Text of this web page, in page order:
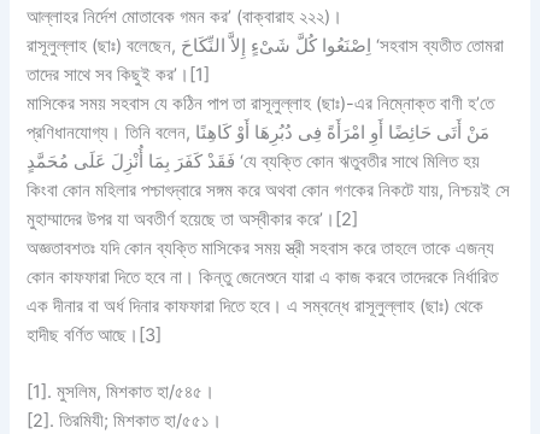
আল্লাহর নির্দেশ মোতাবেক গমন কর’ (বাক্বারাহ ২২২)।
রাসূলুল্লাহ (ছাঃ) বলেছেন, اِصْنَعُوا كُلَّ شَىْءٍ إِلاَّ النِّكَاحَ ‘সহবাস ব্যতীত তোমরা
তাদের সাথে সব কিছুই কর’।[1]
মাসিকের সময় সহবাস যে কঠিন পাপ তা রাসূলুল্লাহ (ছাঃ)-এর নিম্নোক্ত বাণী হ’তে
প্রণিধানযোগ্য। তিনি বলেন, مَنْ أَتَى حَائِضًا أَوِ امْرَأَةً فِى دُبُرِهَا أَوْ كَاهِنًا
فَقَدْ كَفَرَ بِمَا أُنْزِلَ عَلَى مُحَمَّدٍ ‘যে ব্যক্তি কোন ঋতুবতীর সাথে মিলিত হয়
কিংবা কোন মহিলার পশ্চাৎদ্বারে সঙ্গম করে অথবা কোন গণকের নিকটে যায়, নিশ্চয়ই সে
মুহাম্মাদের উপর যা অবতীর্ণ হয়েছে তা অস্বীকার করে’।[2]
অজ্ঞতাবশতঃ যদি কোন ব্যক্তি মাসিকের সময় স্ত্রী সহবাস করে তাহলে তাকে এজন্য
কোন কাফফারা দিতে হবে না। কিন্তু জেনেশুনে যারা এ কাজ করবে তাদেরকে নির্ধারিত
এক দীনার বা অর্ধ দিনার কাফফারা দিতে হবে। এ সম্বন্ধে রাসূলুল্লাহ (ছাঃ) থেকে
হাদীছ বর্ণিত আছে।[3]
[1]. মুসলিম, মিশকাত হা/৫৪৫।
[2]. তিরমিযী; মিশকাত হা/৫৫১।